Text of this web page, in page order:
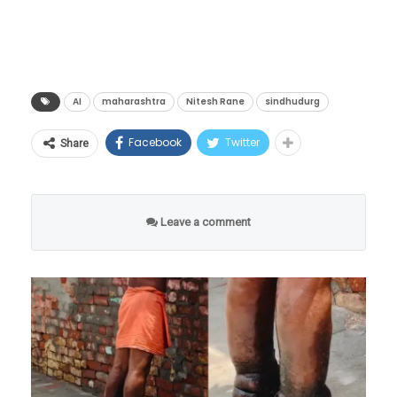
(मोबुतु सेसे सेको) या हुकूमशहाने लष्करी बंडाद्वारे सत्ता
हस्तगत केली आणि देशाला एका अंधाऱ्या खाईत लोटले.
१९७१ मध्ये त्याने देशाचे नाव बदलून ‘झैरे’ (Zaire) केले.
या हुकूमशाहीच्या काळात कॉंगोच्या जनतेने प्रचंड छळ
June 17, 2026
प्रार्थना करताना ती महिला म्हणते आहे की, “येशू तू तुषा
चमत्कार दाखव आणि ही रिकामी जमीन आम्हाला देऊन
टाक, जेणेकरून आम्ही या जागेवर एक भव्य चर्चची
निर्मिती करू शकू.” ख्रिश्चन धर्मात काही विशिष्ट विधींमध्ये
पवित्र तेलाचा (Anointing Oil) वापर करून जागा
किंवा व्यक्तीला आशीर्वादित करण्याची परंपरा आहे.
परंतु, थेट सरकारी जमिनीवर मालकी हक्क
या ऐतिहासिक प्रकल्पाची प्रत्यक्ष मैदानावर
अंमलबजावणी करण्यासाठी आणि आतापर्यंत झालेल्या
प्रगतीचा थेट लेखाजोखा मांडण्यासाठी नुकतीच सिंधुदुर्ग
जिल्हा प्रशासनाची एक अत्यंत महत्त्वाची आणि
उच्चस्तरीय आढावा बैठक पालकमंत्री नितेश राणे यांच्या
उपस्थितीत पार पडली. तंत्रज्ञानाचा हा महाप्रचंड प्रवास
केवळ कागदावर राहू नये, तर तो थेट समाजातील
शेवटच्या घटकापर्यंत पोहोचावा, यासाठी प्रशासन आता
युद्धपातळीवर कामाला लागले आहे.
AI maharashtra Nitesh Rane sindhudurg
Share Facebook Twitter
Leave a comment